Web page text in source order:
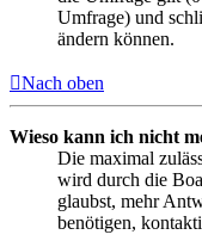
Umfrage) und
ändern können.
Nach oben
Wieso kann ich nicht
Die maximal
wird durch die
glaubst, mehr
benötigen,